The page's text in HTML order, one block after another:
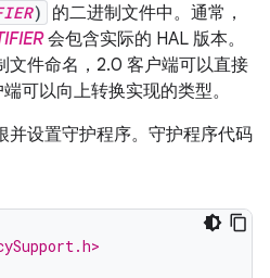
)
的二进制文件中。通常，
会包含实际的 HAL 版本。
文件命名，2.0 客户端可以直接
可以向上转换实现的类型。
并设置守护程序。守护程序代码